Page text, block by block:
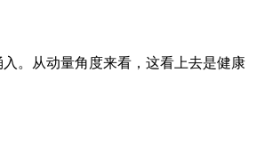
。从动量角度来看，这看上去是健康